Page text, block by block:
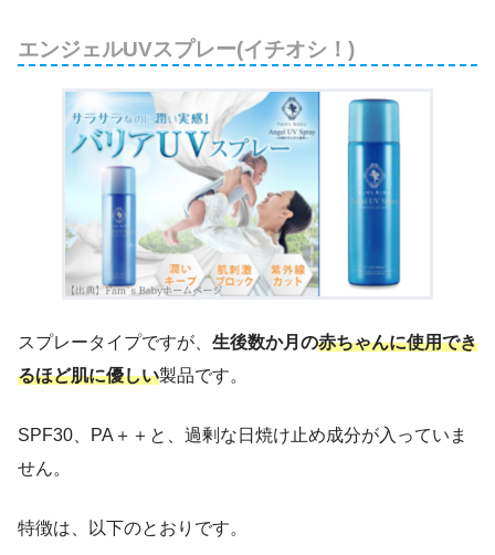
エンジェルUVスプレー(イチオシ！)
スプレータイプですが、 生後数か月の赤ちゃんに使用でき
るほど肌に優しい製品です。
SPF30、PA＋＋と、過剰な日焼け止め成分が入っていま
せん。
特徴は、以下のとおりです。